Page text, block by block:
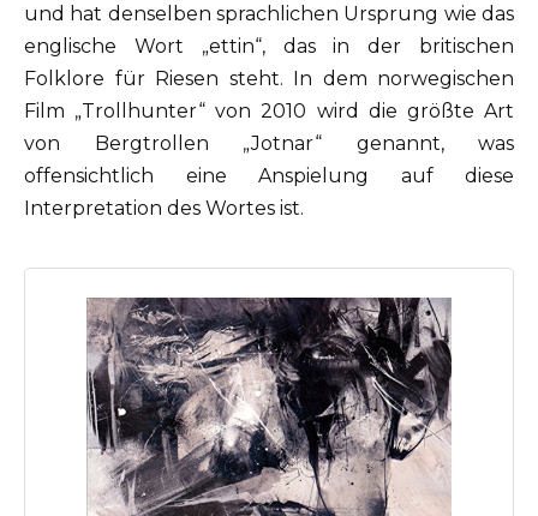
und hat denselben sprachlichen Ursprung wie das
englische Wort „ettin“, das in der britischen
Folklore für Riesen steht. In dem norwegischen
Film „Trollhunter“ von 2010 wird die größte Art
von Bergtrollen „Jotnar“ genannt, was
offensichtlich eine Anspielung auf diese
Interpretation des Wortes ist.